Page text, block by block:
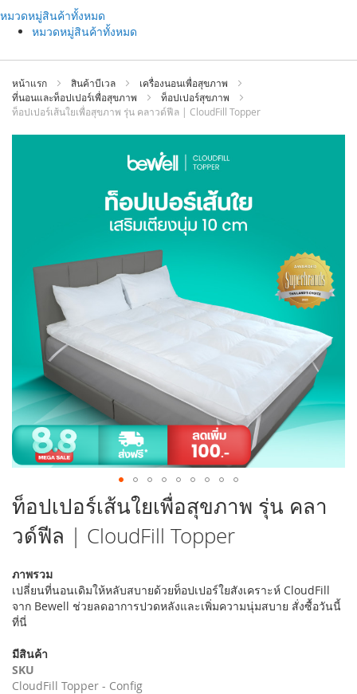
ที่
เนื้อหา
หมวดหมู่สินค้าทั้งหมด
หมวดหมู่สินค้าทั้งหมด
หน้าแรก สินค้าบีเวล
เครื่องนอนเพื่อสุขภาพ
ที่นอนและท็อปเปอร์เพื่อสุขภาพ
ท็อปเปอร์สุขภาพ
ท็อปเปอร์เส้นใยเพื่อสุขภาพ รุ่น คลาวด์ฟีล | CloudFill Topper
รูปภาพ
ข้าม
ไป
ที่
ส่วน
ต้น
ของ
แกล
เลอ
รูปภาพ
ท็อปเปอร์เส้นใยเพื่อสุขภาพ รุ่น คลา
วด์ฟีล | CloudFill Topper
ภาพรวม
เปลี่ยนที่นอนเดิมให้หลับสบายด้วยท็อปเปอร์ใยสังเคราะห์ CloudFill
จาก Bewell ช่วยลดอาการปวดหลังและเพิ่มความนุ่มสบาย สั่งซื้อวันนี้
ที่นี่
มีสินค้า
SKU
CloudFill Topper - Config